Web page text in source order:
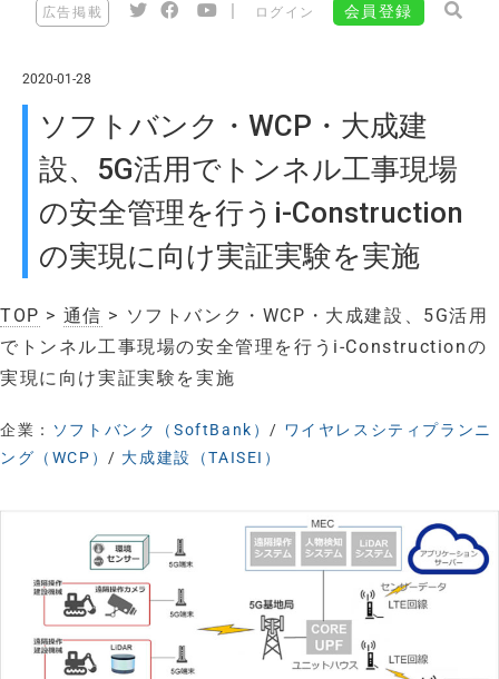
広告掲載 ログイン 会員登録
2020-01-28
ソフトバンク・WCP・大成建
設、5G活用でトンネル工事現場
の安全管理を行うi-Construction
の実現に向け実証実験を実施
TOP > 通信 > ソフトバンク・WCP・大成建設、5G活用
でトンネル工事現場の安全管理を行うi-Constructionの
実現に向け実証実験を実施
企業： ソフトバンク（SoftBank）/ ワイヤレスシティプランニ
ング（WCP）/ 大成建設（TAISEI）